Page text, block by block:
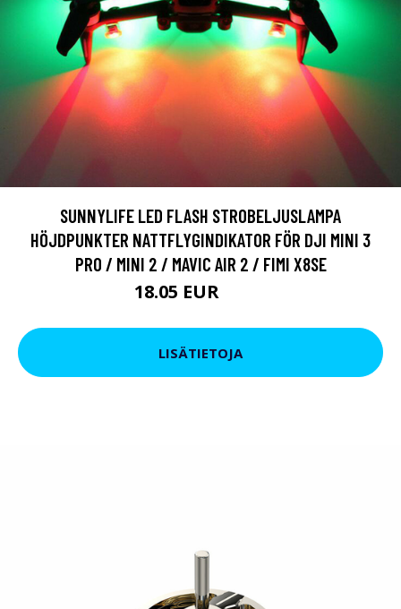
SUNNYLIFE LED FLASH STROBELJUSLAMPA
HÖJDPUNKTER NATTFLYGINDIKATOR FÖR DJI MINI 3
PRO / MINI 2 / MAVIC AIR 2 / FIMI X8SE
18.05 EUR
LISÄTIETOJA